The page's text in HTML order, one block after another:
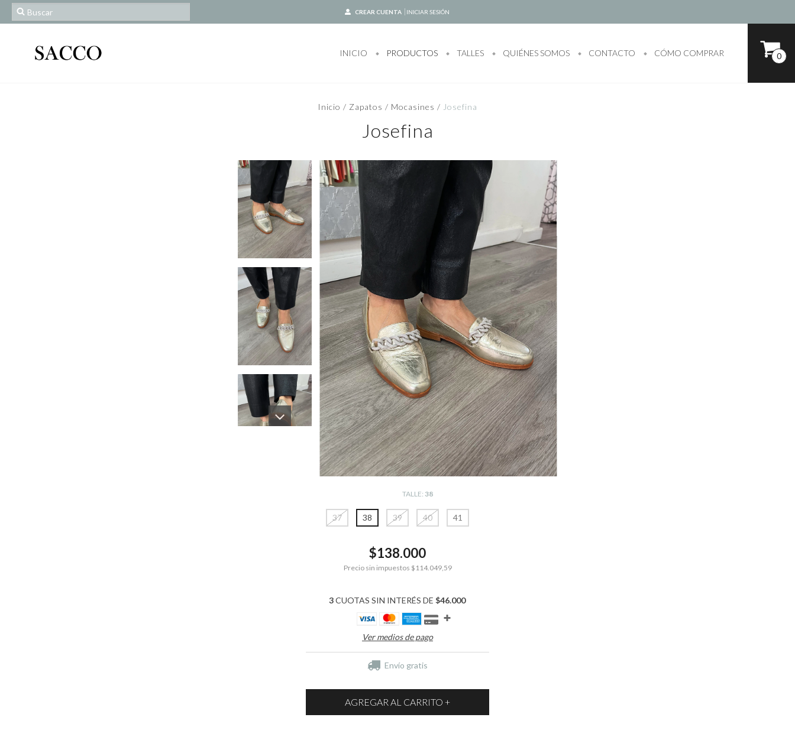
CREAR CUENTA INICIAR SESIÓN
INICIO PRODUCTOS TALLES QUIÉNES SOMOS CONTACTO CÓMO COMPRAR 0
Inicio / Zapatos / Mocasines / Josefina
Josefina
TALLE: 38
37 38 39 40 41
$138.000
Precio sin impuestos $114.049,59
3CUOTAS SIN INTERÉS DE$46.000
Ver medios de pago
Envío gratis